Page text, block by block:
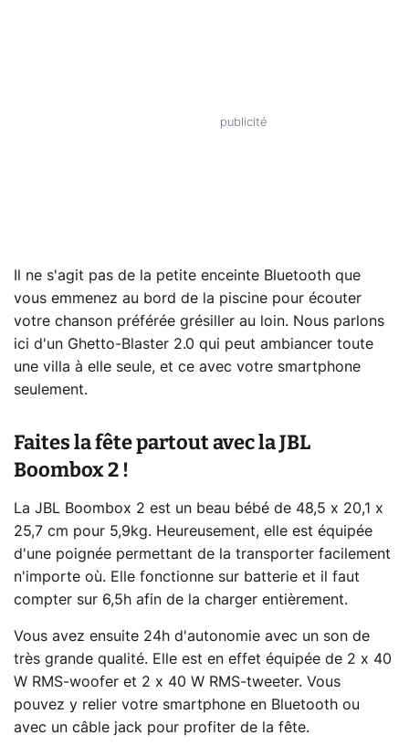
Il ne s'agit pas de la petite enceinte Bluetooth que
vous emmenez au bord de la piscine pour écouter
votre chanson préférée grésiller au loin. Nous parlons
ici d'un Ghetto-Blaster 2.0 qui peut ambiancer toute
une villa à elle seule, et ce avec votre smartphone
seulement.
Faites la fête partout avec la JBL
Boombox 2 !
La JBL Boombox 2 est un beau bébé de 48,5 x 20,1 x
25,7 cm pour 5,9kg. Heureusement, elle est équipée
d'une poignée permettant de la transporter facilement
n'importe où. Elle fonctionne sur batterie et il faut
compter sur 6,5h afin de la charger entièrement.
Vous avez ensuite 24h d'autonomie avec un son de
très grande qualité. Elle est en effet équipée de 2 x 40
W RMS-woofer et 2 x 40 W RMS-tweeter. Vous
pouvez y relier votre smartphone en Bluetooth ou
avec un câble jack pour profiter de la fête.